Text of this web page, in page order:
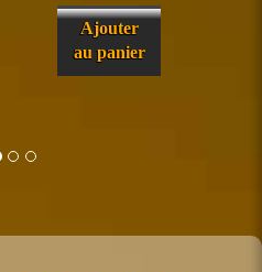
Ajouter
au panier